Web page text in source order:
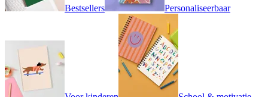
Bestsellers Personaliseerbaar